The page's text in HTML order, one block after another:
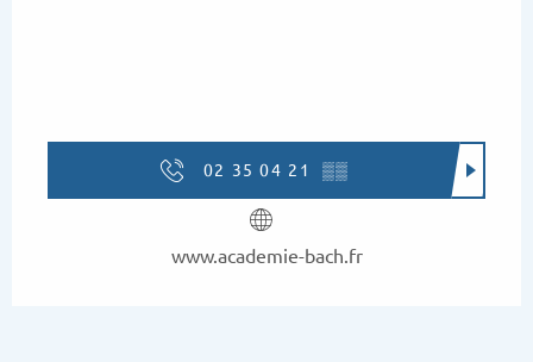
02 35 04 21 ▒▒
www.academie-bach.fr